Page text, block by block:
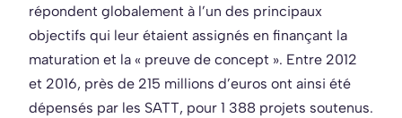
répondent globalement à l’un des principaux
objectifs qui leur étaient assignés en finançant la
maturation et la « preuve de concept ». Entre 2012
et 2016, près de 215 millions d’euros ont ainsi été
dépensés par les SATT, pour 1 388 projets soutenus.